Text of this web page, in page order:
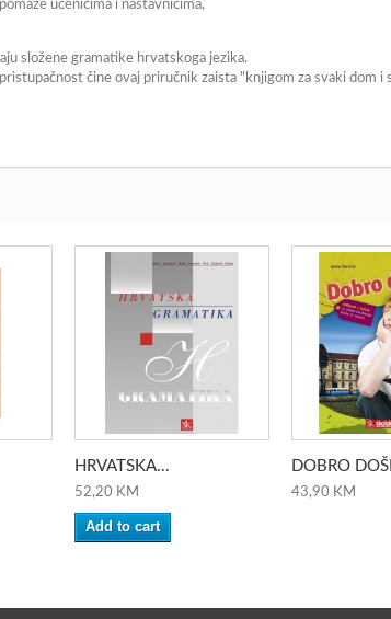
učenicima i nastavnicima,
složene gramatike hrvatskoga jezika.
čine ovaj priručnik zaista "knjigom za svaki dom i
HRVATSKA...
52,20 KM
Add to cart
DOBRO
43,90 KM